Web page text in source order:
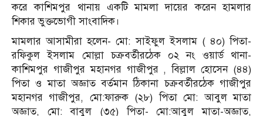
করে কাশিমপুর থানায় একটি মামলা দায়ের করেন হামলার
শিকার ভুক্তভোগী সাংবাদিক।
মামলার আসামীরা হলেন- মো: সাইফুল ইসলাম ( ৪০) পিতা-
রফিকুল ইসলাম মোল্লা চক্রবর্তীরঠেক ০২ নং ওয়ার্ড থানা-
কাশিমপুর গাজীপুর মহানগর গাজীপুর , বিল্লাল হোসেন (৪৪)
পিতা ও মাতা অজ্ঞাত বর্তমান ঠিকানা চক্রবর্তীরঠেক গাজীপুর
মহানগর গাজীপুর, মো:ফারুক (২৮) পিতা মো: আবুল মাতা
অজ্ঞাত, মো: বাবুল (৩৫) পিতা- মো:আবুল মাতা-অজ্ঞাত,